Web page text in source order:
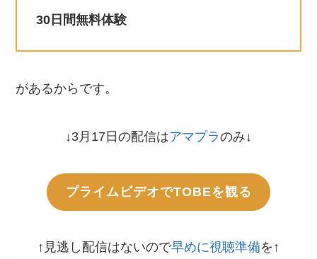
30日間無料体験
があるからです。
↓3月17日の配信はアマプラのみ↓
プライムビデオでTOBEを観る
↑見逃し配信はないので早めに視聴準備を↑